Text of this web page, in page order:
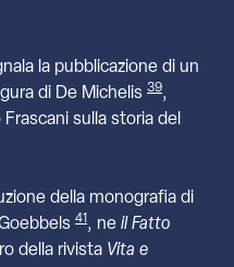
la pubblicazione di un
di De Michelis 39,
Frascani sulla storia del
della monografia di
41, ne il Fatto
della rivista Vita e